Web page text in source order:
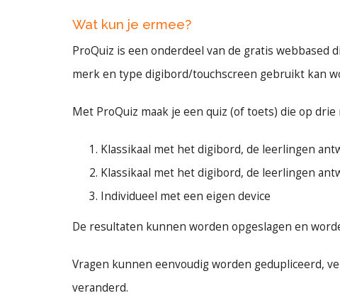
Wat kun je ermee?
ProQuiz is een onderdeel van de gratis webbased
merk en type digibord/touchscreen gebruikt kan
Met ProQuiz maak je een quiz (of toets) die op
Klassikaal met het digibord, de leerlingen
Klassikaal met het digibord, de leerlingen
Individueel met een eigen device
De resultaten kunnen worden opgeslagen en
Vragen kunnen eenvoudig worden gedupliceerd,
veranderd.